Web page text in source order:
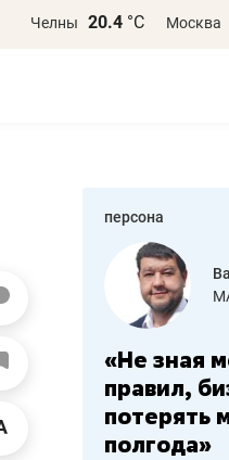
Челны 20.4 °С Москва
персона
работа «Не зная
правил,
потерять
полгода»